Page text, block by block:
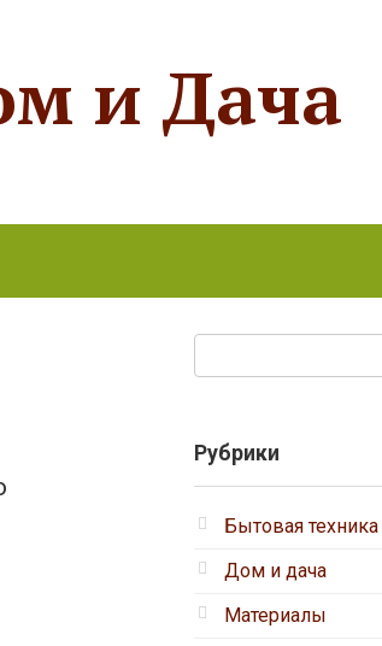
и Дача
Рубрики
Бытовая техника
Дом и дача
Материалы